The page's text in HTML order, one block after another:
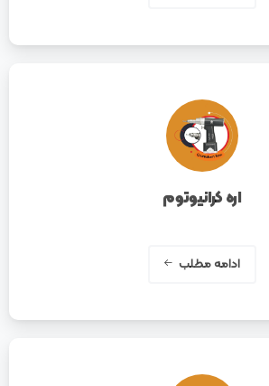
اره کرانیوتوم
ادامه مطلب